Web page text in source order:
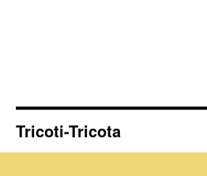
Tricoti-Tricota